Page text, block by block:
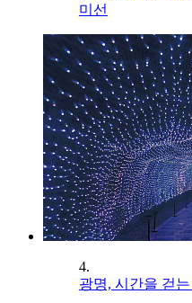
미선
4.
광명, 시간을 걷